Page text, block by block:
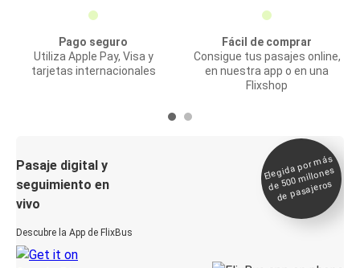
Pago seguro
Utiliza Apple Pay, Visa y
tarjetas internacionales
Fácil de comprar
Consigue tus pasajes online,
en nuestra app o en una
Flixshop
Pasaje digital y
seguimiento en
vivo
Descubre la App de FlixBus
Elegida por
más
de 500
millones
de pasajeros